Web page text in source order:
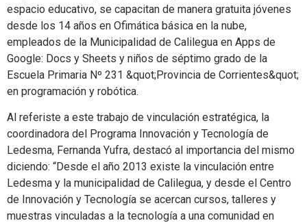
espacio educativo, se capacitan de manera gratuita jóvenes
desde los 14 años en Ofimática básica en la nube,
empleados de la Municipalidad de Calilegua en Apps de
Google: Docs y Sheets y niños de séptimo grado de la
Escuela Primaria Nº 231 &quot;Provincia de Corrientes&quot;
en programación y robótica.
Al referiste a este trabajo de vinculación estratégica, la
coordinadora del Programa Innovación y Tecnología de
Ledesma, Fernanda Yufra, destacó al importancia del mismo
diciendo: “Desde el año 2013 existe la vinculación entre
Ledesma y la municipalidad de Calilegua, y desde el Centro
de Innovación y Tecnología se acercan cursos, talleres y
muestras vinculadas a la tecnología a una comunidad en